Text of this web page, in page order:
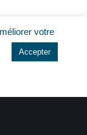
votre
Accepter